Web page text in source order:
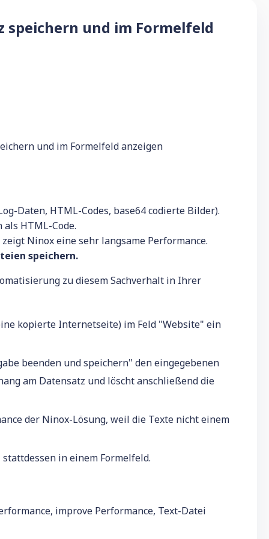
speichern und im Formelfeld
und im Formelfeld anzeigen
Daten, HTML-Codes, base64 codierte Bilder).
HTML-Code.
Ninox eine sehr langsame Performance.
speichern.
zu diesem Sachverhalt in Ihrer
kopierte Internetseite) im Feld "Website" ein
beenden und speichern" den eingegebenen
am Datensatz und löscht anschließend die
der Ninox-Lösung, weil die Texte nicht einem
in einem Formelfeld.
improve Performance, Text-Datei